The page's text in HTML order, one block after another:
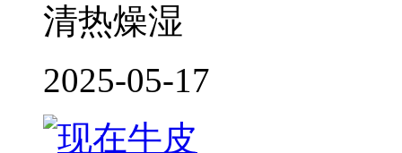
清热燥湿
2025-05-17